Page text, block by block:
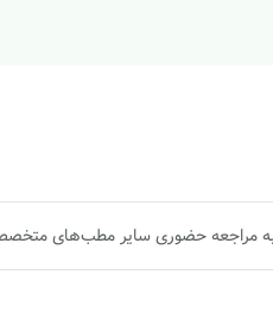
مراجعه حضوری سایر مطب‌های